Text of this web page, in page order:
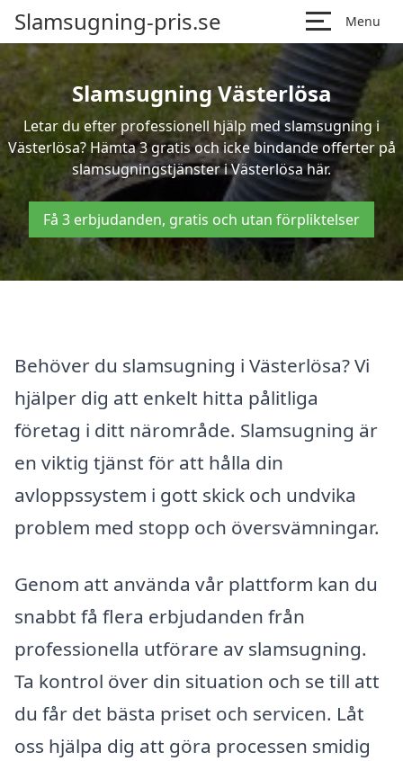
Slamsugning-pris.se Menu
Slamsugning Västerlösa
Letar du efter professionell hjälp med slamsugning i
Västerlösa? Hämta 3 gratis och icke bindande offerter på
slamsugningstjänster i Västerlösa här.
Få 3 erbjudanden, gratis och utan förpliktelser
Behöver du slamsugning i Västerlösa? Vi
hjälper dig att enkelt hitta pålitliga
företag i ditt närområde. Slamsugning är
en viktig tjänst för att hålla din
avloppssystem i gott skick och undvika
problem med stopp och översvämningar.
Genom att använda vår plattform kan du
snabbt få flera erbjudanden från
professionella utförare av slamsugning.
Ta kontrol över din situation och se till att
du får det bästa priset och servicen. Låt
oss hjälpa dig att göra processen smidig